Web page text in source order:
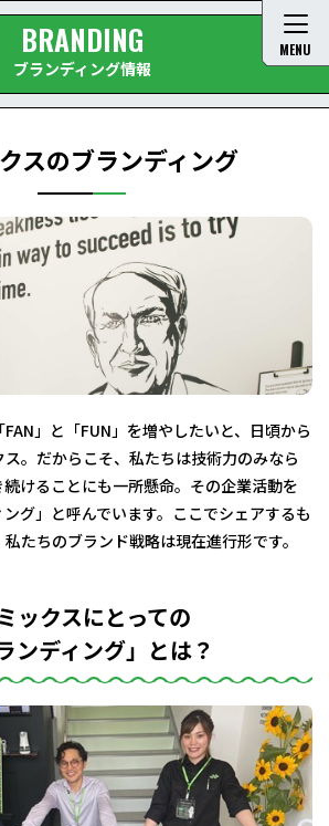
MENU
BRANDING
ブランディング情報
スのブランディング
」と「FUN」を増やしたいと、日頃から
。だからこそ、私たちは技術力のみなら
けることにも一所懸命。その企業活動を
グ」と呼んでいます。ここでシェアするも
たちのブランド戦略は現在進行形です。
ックスにとっての
ンディング」とは？